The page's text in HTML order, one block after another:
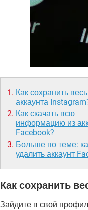
Как сохранить
аккаунта
Как скачать всю
информацию из
Facebook?
Больше по теме:
удалить аккаунт
Как сохранить
Зайдите в свой